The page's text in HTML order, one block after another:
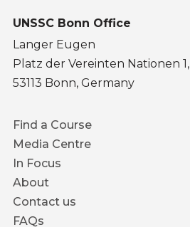
UNSSC Bonn Office
Langer Eugen
Platz der Vereinten Nationen 1,
53113 Bonn, Germany
Footer
menu
Find a Course
Media Centre
In Focus
About
Contact us
FAQs